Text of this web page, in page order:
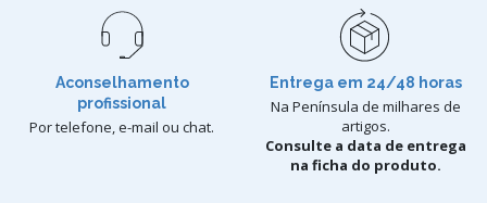
Aconselhamento
profissional
Por telefone, e-mail ou chat.
Entrega em 24/48 horas
Na Península de milhares de
artigos.
Consulte a data de entrega
na ficha do produto.